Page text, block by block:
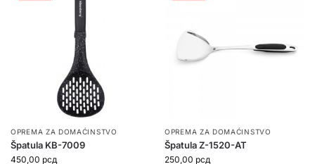
OPREMA ZA DOMAĆINSTVO
Špatula KB-7009
450,00 рсд
OPREMA ZA DOMAĆINSTVO
Špatula Z-1520-AT
250,00 рсд